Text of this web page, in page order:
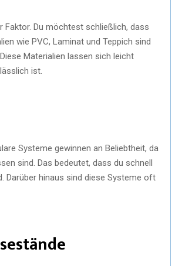
Faktor. Du möchtest schließlich, dass
wie PVC, Laminat und Teppich sind
Materialien lassen sich leicht
ist.
Systeme gewinnen an Beliebtheit, da
sind. Das bedeutet, dass du schnell
Darüber hinaus sind diese Systeme oft